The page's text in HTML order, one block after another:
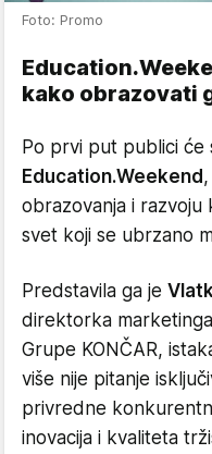
Foto: Promo
kako obrazovati
Po prvi put publici će
Education.Weekend
obrazovanja i
svet koji se ubrzano
Predstavila ga je
direktorka
Grupe KONČAR,
više nije pitanje
privredne
inovacija i kvaliteta